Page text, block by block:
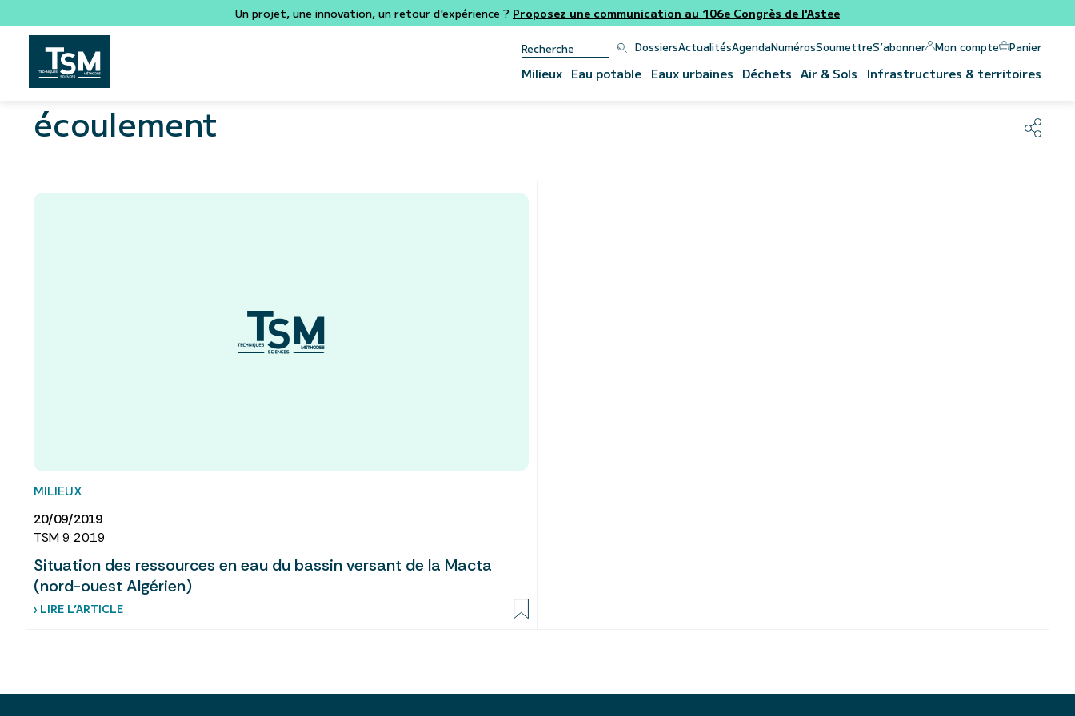
Un projet, une innovation, un retour d'expérience ? Proposez une communication au 106e Congrès de l'Astee
DossiersActualitésAgendaNumérosSoumettreS’abonner Mon compte Panier
Milieux Eau potable Eaux urbaines Déchets Air & Sols Infrastructures & territoires
écoulement
MILIEUX
20/09/2019
TSM 9 2019
Situation des ressources en eau du bassin versant de la Macta
(nord-ouest Algérien)
› LIRE L’ARTICLE